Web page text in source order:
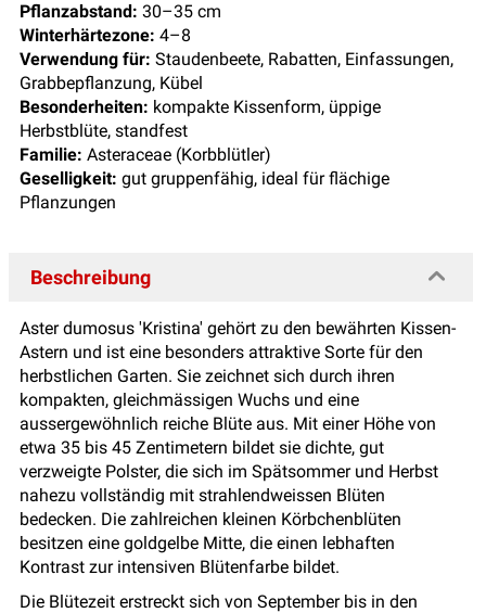
Pflanzabstand: 30–35 cm
Winterhärtezone: 4–8
Verwendung für: Staudenbeete, Rabatten, Einfassungen,
Grabbepflanzung, Kübel
Besonderheiten: kompakte Kissenform, üppige
Herbstblüte, standfest
Familie: Asteraceae (Korbblütler)
Geselligkeit: gut gruppenfähig, ideal für flächige
Pflanzungen
Beschreibung
Aster dumosus 'Kristina' gehört zu den bewährten Kissen-
Astern und ist eine besonders attraktive Sorte für den
herbstlichen Garten. Sie zeichnet sich durch ihren
kompakten, gleichmässigen Wuchs und eine
aussergewöhnlich reiche Blüte aus. Mit einer Höhe von
etwa 35 bis 45 Zentimetern bildet sie dichte, gut
verzweigte Polster, die sich im Spätsommer und Herbst
nahezu vollständig mit strahlendweissen Blüten
bedecken. Die zahlreichen kleinen Körbchenblüten
besitzen eine goldgelbe Mitte, die einen lebhaften
Kontrast zur intensiven Blütenfarbe bildet.
Die Blütezeit erstreckt sich von September bis in den